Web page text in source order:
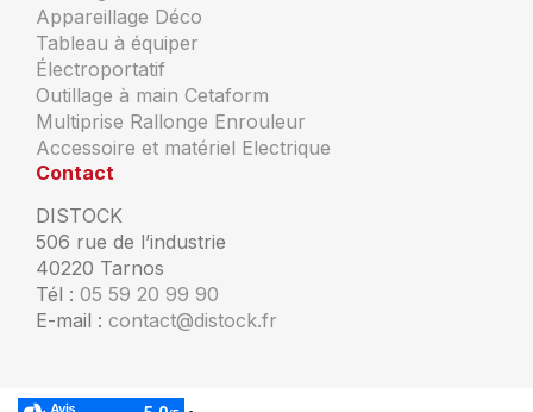
Appareillage Déco
Tableau à équiper
Électroportatif
Outillage à main Cetaform
Multiprise Rallonge Enrouleur
Accessoire et matériel Electrique
Contact
DISTOCK
506 rue de l’industrie
40220 Tarnos
Tél : 05 59 20 99 90
E-mail : contact@distock.fr